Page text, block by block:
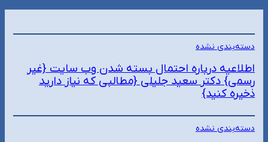
دسته‌بندی نشده
اطلاعیه درباره احتمال بسته شدن وب سایت {غیر
رسمی} دکتر سعید جلیلی {مطالبی که نیاز دارید
ذخیره کنید}
دسته‌بندی نشده